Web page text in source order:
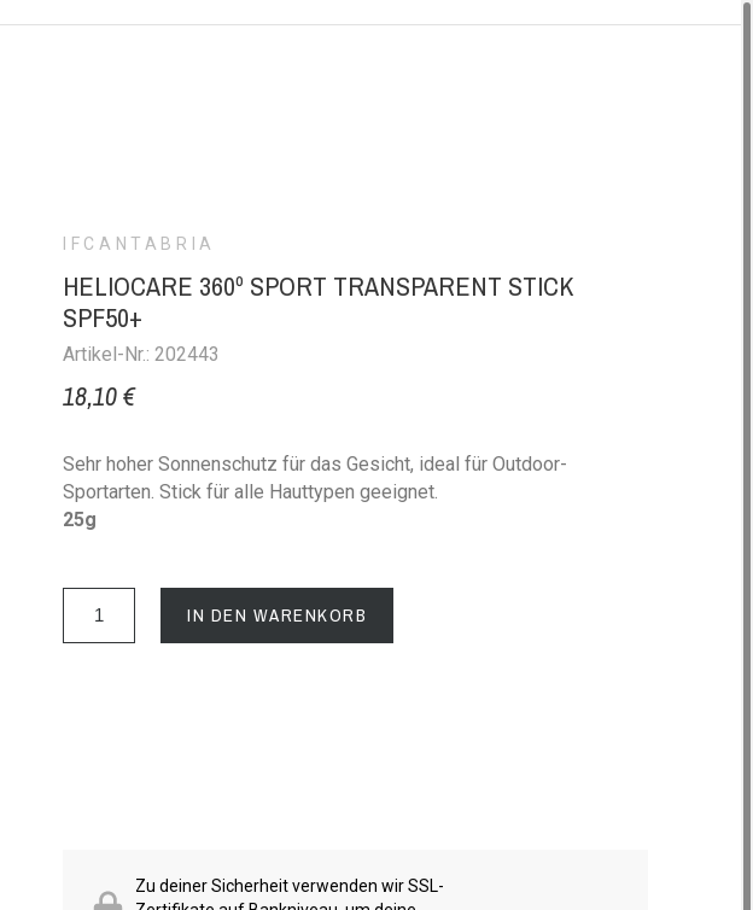
IFCANTABRIA
HELIOCARE 360º SPORT TRANSPARENT STICK
SPF50+
Artikel-Nr.: 202443
18,10 €
Sehr hoher Sonnenschutz für das Gesicht, ideal für Outdoor-
Sportarten. Stick für alle Hauttypen geeignet.
25g
IN DEN WARENKORB
Zu deiner Sicherheit verwenden wir SSL-